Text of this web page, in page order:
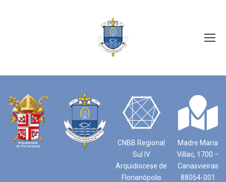
CNBB Regional
Sul IV
Arquidiocese de
Florianópolis
Madre Maria
Villac, 1700 –
Canasvieiras
88054-001